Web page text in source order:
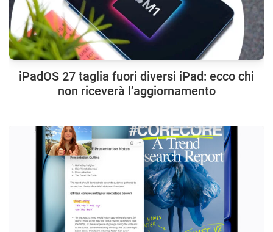
iPadOS 27 taglia fuori diversi iPad: ecco chi
non riceverà l’aggiornamento